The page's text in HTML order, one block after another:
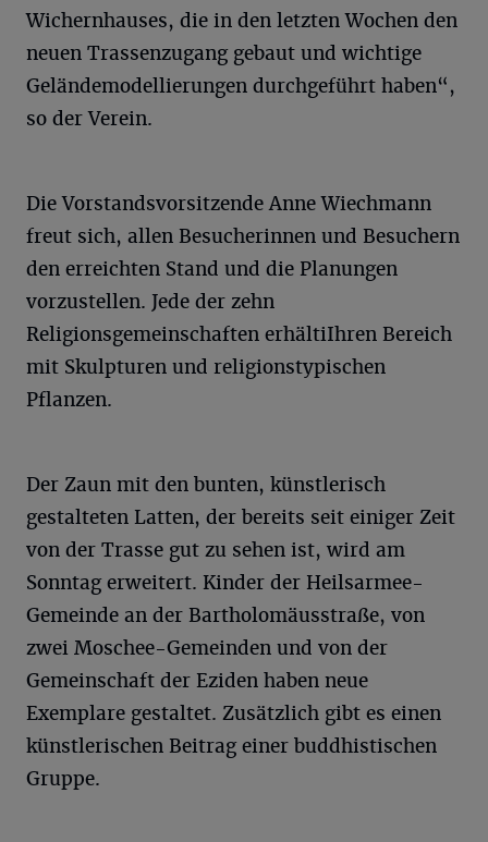
Wichernhauses, die in den letzten Wochen den
neuen Trassenzugang gebaut und wichtige
Geländemodellierungen durchgeführt haben“,
so der Verein.
Die Vorstandsvorsitzende Anne Wiechmann
freut sich, allen Besucherinnen und Besuchern
den erreichten Stand und die Planungen
vorzustellen. Jede der zehn
Religionsgemeinschaften erhältiIhren Bereich
mit Skulpturen und religionstypischen
Pflanzen.
Der Zaun mit den bunten, künstlerisch
gestalteten Latten, der bereits seit einiger Zeit
von der Trasse gut zu sehen ist, wird am
Sonntag erweitert. Kinder der Heilsarmee-
Gemeinde an der Bartholomäusstraße, von
zwei Moschee-Gemeinden und von der
Gemeinschaft der Eziden haben neue
Exemplare gestaltet. Zusätzlich gibt es einen
künstlerischen Beitrag einer buddhistischen
Gruppe.